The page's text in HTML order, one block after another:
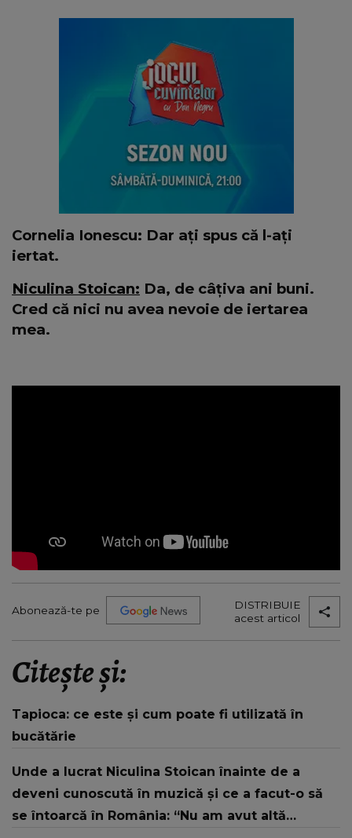
Cornelia Ionescu: Dar ați spus că l-ați
iertat.
Niculina Stoican: Da, de câțiva ani buni.
Cred că nici nu avea nevoie de iertarea
mea.
Abonează-te pe
DISTRIBUIE
acest articol
Citește și:
Tapioca: ce este și cum poate fi utilizată în
bucătărie
Unde a lucrat Niculina Stoican înainte de a
deveni cunoscută în muzică și ce a facut-o să
se întoarcă în România: “Nu am avut altă